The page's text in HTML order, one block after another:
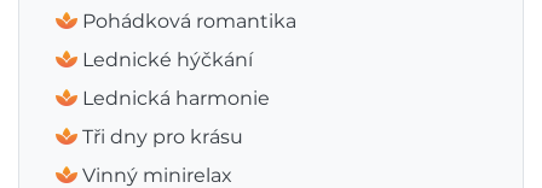
Pohádková romantika
Lednické hýčkání
Lednická harmonie
Tři dny pro krásu
Vinný minirelax